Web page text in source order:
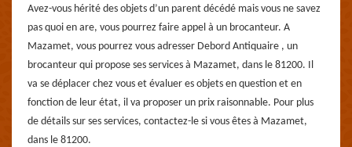
Avez-vous hérité des objets d’un parent décédé mais vous ne savez
pas quoi en are, vous pourrez faire appel à un brocanteur. A
Mazamet, vous pourrez vous adresser Debord Antiquaire , un
brocanteur qui propose ses services à Mazamet, dans le 81200. Il
va se déplacer chez vous et évaluer es objets en question et en
fonction de leur état, il va proposer un prix raisonnable. Pour plus
de détails sur ses services, contactez-le si vous êtes à Mazamet,
dans le 81200.